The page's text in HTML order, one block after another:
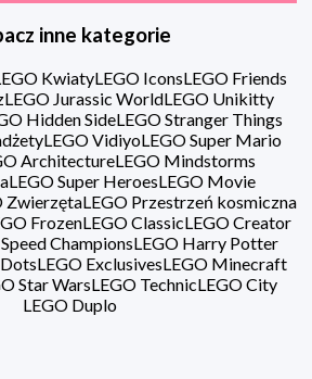
inne kategorie
KwiatyLEGO IconsLEGO Friends
LEGO Jurassic WorldLEGO Unikitty
Hidden SideLEGO Stranger Things
LEGO VidiyoLEGO Super Mario
ArchitectureLEGO Mindstorms
LEGO Super HeroesLEGO Movie
ZwierzętaLEGO Przestrzeń kosmiczna
FrozenLEGO ClassicLEGO Creator
ChampionsLEGO Harry Potter
LEGO ExclusivesLEGO Minecraft
Star WarsLEGO TechnicLEGO City
LEGO Duplo